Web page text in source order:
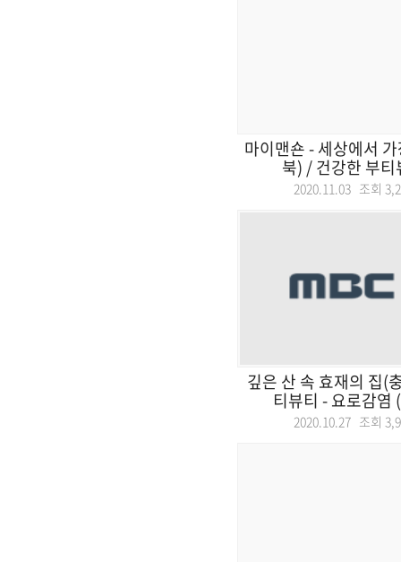
마이맨숀 - 세상에서
북) / 건강한 부
2020.11.03 조회
깊은 산 속 효재의 집(
티뷰티 - 요로감염
2020.10.27 조회